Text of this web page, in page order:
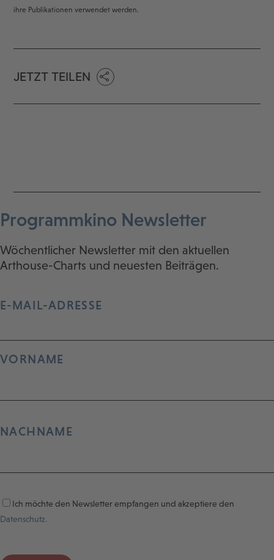
ihre Publikationen verwendet werden.
JETZT TEILEN
Programmkino Newsletter
Wöchentlicher Newsletter mit den aktuellen
Arthouse-Charts und neuesten Beiträgen.
E-MAIL-ADRESSE
VORNAME
NACHNAME
Ich möchte den Newsletter empfangen und akzeptiere den
Datenschutz.